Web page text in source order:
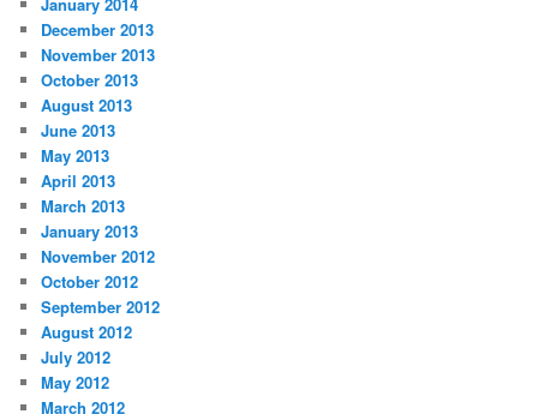
December 2013
November 2013
October 2013
August 2013
June 2013
May 2013
April 2013
March 2013
January 2013
November 2012
October 2012
September 2012
August 2012
July 2012
May 2012
March 2012